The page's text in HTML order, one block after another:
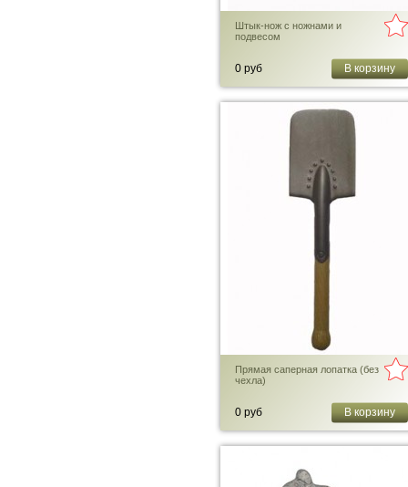
Штык-нож с ножнами и
подвесом
0 руб В корзину
Прямая саперная лопатка (без
чехла)
0 руб В корзину